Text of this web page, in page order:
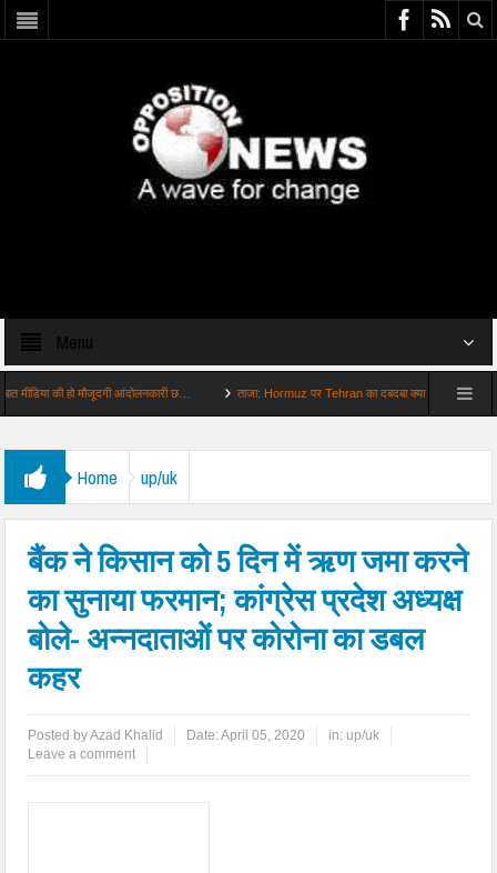
Menu
की हो मौजूदगी आंदोलनकारी छ… ताजा: Hormuz पर Tehran का दबदबा क्या मानेंगे Donald Trump
Home up/uk
बैंक ने किसान को 5 दिन में ऋण जमा करने
का सुनाया फरमान; कांग्रेस प्रदेश अध्यक्ष
बोले- अन्नदाताओं पर कोरोना का डबल
कहर
Posted byAzad Khalid Date:April 05, 2020 in: up/uk
Leave a comment